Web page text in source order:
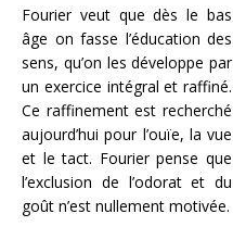
Fourier veut que dès le bas
âge on fasse l’éducation des
sens, qu’on les développe par
un exercice intégral et raffiné.
Ce raffinement est recherché
aujourd’hui pour l’ouïe, la vue
et le tact. Fourier pense que
l’exclusion de l’odorat et du
goût n’est nullement motivée.